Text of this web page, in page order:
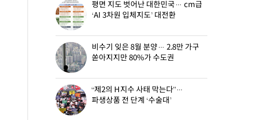
평면 지도 벗어난 대한민국… cm급
‘AI 3차원 입체지도’ 대전환
비수기 잊은 8월 분양… 2.8만 가구
쏟아지지만 80%가 수도권
“제2의 H지수 사태 막는다”…
파생상품 전 단계 ‘수술대’